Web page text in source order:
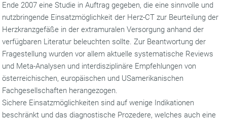
Ende 2007 eine Studie in Auftrag gegeben, die eine sinnvolle und
nutzbringende Einsatzmöglichkeit der Herz-CT zur Beurteilung der
Herzkranzgefäße in der extramuralen Versorgung anhand der
verfügbaren Literatur beleuchten sollte. Zur Beantwortung der
Fragestellung wurden vor allem aktuelle systematische Reviews
und Meta-Analysen und interdisziplinäre Empfehlungen von
österreichischen, europäischen und USamerikanischen
Fachgesellschaften herangezogen.
Sichere Einsatzmöglichkeiten sind auf wenige Indikationen
beschränkt und das diagnostische Prozedere, welches auch eine